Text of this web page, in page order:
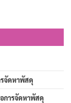
จัดหาพัสดุ
การจัดหาพัสดุ